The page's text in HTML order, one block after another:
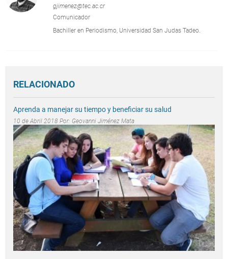
gjimenez@tec.ac.cr
Comunicador
Bachiller en Periodismo, Universidad San Judas Tadeo.
RELACIONADO
Aprenda a manejar su tiempo y beneficiar su salud
10 de Abril 2018 Por: Geovanni Jiménez Mata